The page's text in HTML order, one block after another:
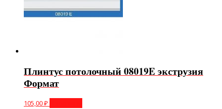
Плинтус потолочный 08019E экструзия
Формат
105,00₽